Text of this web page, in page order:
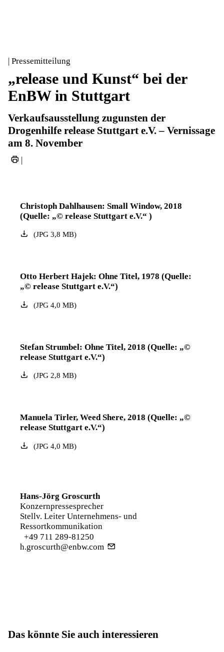
| Pressemitteilung
„release und Kunst“ bei der
EnBW in Stuttgart
Verkaufsausstellung zugunsten der
Drogenhilfe release Stuttgart e.V. – Vernissage
am 8. November
|
Christoph Dahlhausen: Small Window, 2018
(Quelle: „© release Stuttgart e.V.“ )
(JPG3,8 MB)
Otto Herbert Hajek: Ohne Titel, 1978 (Quelle:
„© release Stuttgart e.V.“)
(JPG4,0 MB)
Stefan Strumbel: Ohne Titel, 2018 (Quelle: „©
release Stuttgart e.V.“)
(JPG2,8 MB)
Manuela Tirler, Weed Shere, 2018 (Quelle: „©
release Stuttgart e.V.“)
(JPG4,0 MB)
Hans-Jörg Groscurth
Konzernpressesprecher
Stellv. Leiter Unternehmens- und
Ressortkommunikation
+49 711 289-81250
h.groscurth@enbw.com
Das könnte Sie auch interessieren